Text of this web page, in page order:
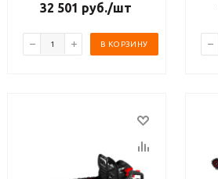
32 501 руб./шт
В КОРЗИНУ